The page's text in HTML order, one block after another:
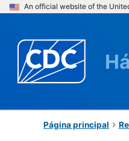
An official website of the
Página principal